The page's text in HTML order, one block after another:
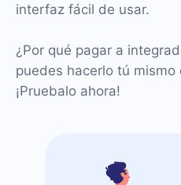
interfaz fácil de usar.
¿Por qué pagar a
puedes hacerlo tú mismo
¡Pruebalo ahora!